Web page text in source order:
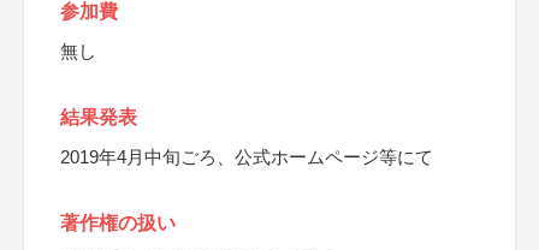
参加費
無し
結果発表
2019年4月中旬ごろ、公式ホームページ等にて
著作権の扱い